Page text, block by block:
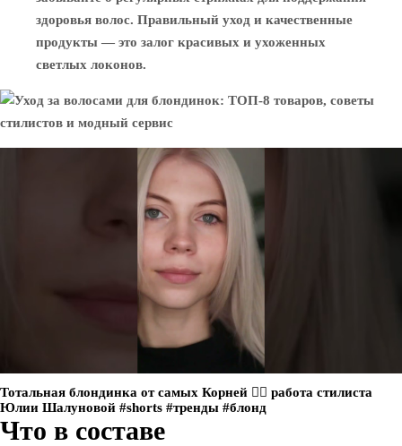
здоровья волос. Правильный уход и качественные
продукты — это залог красивых и ухоженных
светлых локонов.
Тотальная блондинка от самых Корней ❤️‍🔥 работа стилиста
Юлии Шалуновой #shorts #тренды #блонд
Что в составе